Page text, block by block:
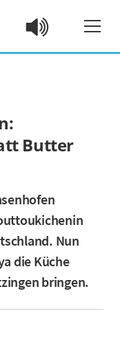
Butter
Nun
die Küche
bringen.